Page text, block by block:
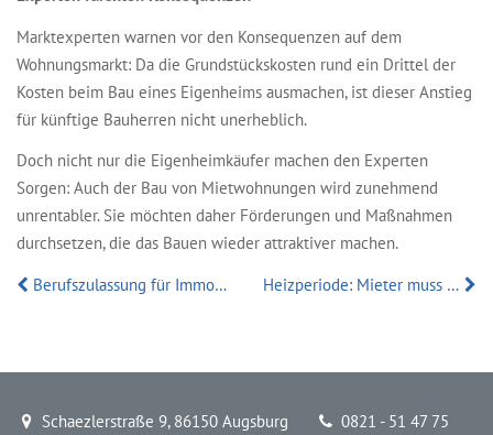
Marktexperten warnen vor den Konsequenzen auf dem
Wohnungsmarkt: Da die Grundstückskosten rund ein Drittel der
Kosten beim Bau eines Eigenheims ausmachen, ist dieser Anstieg
für künftige Bauherren nicht unerheblich.
Doch nicht nur die Eigenheimkäufer machen den Experten
Sorgen: Auch der Bau von Mietwohnungen wird zunehmend
unrentabler. Sie möchten daher Förderungen und Maßnahmen
durchsetzen, die das Bauen wieder attraktiver machen.
Berufszulassung für Immobilienverwalter und Makler beschlossen
Heizperiode: Mieter muss auf 18 Grad heizen können
Schaezlerstraße 9, 86150 Augsburg 0821 - 51 47 75